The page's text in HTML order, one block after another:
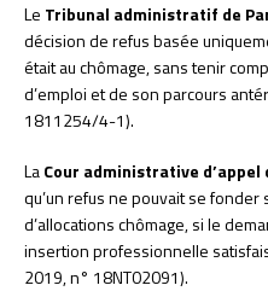
Le Tribunal administratif de
décision de refus basée
était au chômage, sans tenir
d’emploi et de son parcours
1811254/4-1).
LaCour administrative d’appel
qu’un refus ne pouvait se
d’allocations chômage, si le
insertion professionnelle
2019, n° 18NT02091).